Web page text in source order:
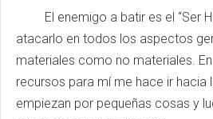
El enemigo a batir es el “Ser
atacarlo en todos los aspectos
materiales como no materiales.
recursos para mí me hace ir hacia
empiezan por pequeñas cosas y